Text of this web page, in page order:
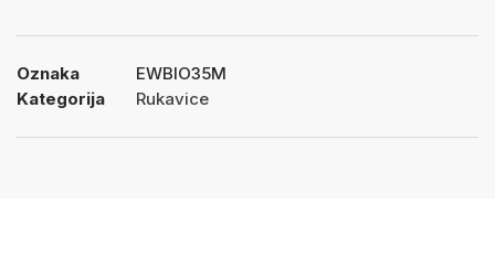
Oznaka
EWBIO35M
Kategorija
Rukavice